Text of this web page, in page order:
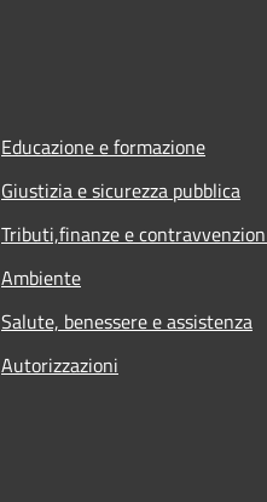
Educazione e formazione
Giustizia e sicurezza pubblica
Tributi,finanze e
Ambiente
Salute, benessere e assistenza
Autorizzazioni